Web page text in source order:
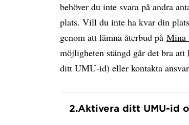
behöver du inte svara på andra
plats. Vill du inte ha kvar din
genom att lämna återbud på Mina
möjligheten stängd går det bra att
ditt UMU-id) eller kontakta
2.Aktivera ditt UMU-id